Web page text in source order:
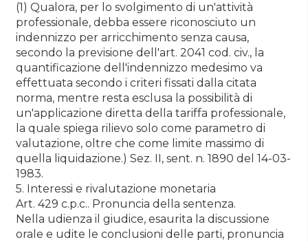
(1) Qualora, per lo svolgimento di un'attività
professionale, debba essere riconosciuto un
indennizzo per arricchimento senza causa,
secondo la previsione dell'art. 2041 cod. civ., la
quantificazione dell'indennizzo medesimo va
effettuata secondo i criteri fissati dalla citata
norma, mentre resta esclusa la possibilità di
un'applicazione diretta della tariffa professionale,
la quale spiega rilievo solo come parametro di
valutazione, oltre che come limite massimo di
quella liquidazione.) Sez. II, sent. n. 1890 del 14-03-
1983.
5. Interessi e rivalutazione monetaria
Art. 429 c.p.c.. Pronuncia della sentenza.
Nella udienza il giudice, esaurita la discussione
orale e udite le conclusioni delle parti, pronuncia